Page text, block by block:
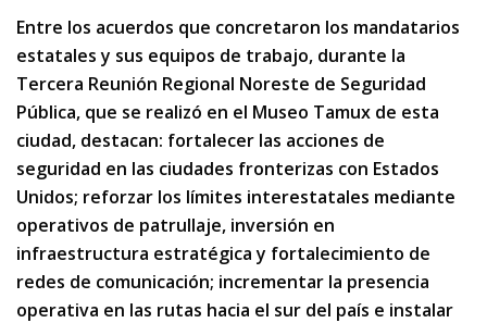
Entre los acuerdos que concretaron los mandatarios
estatales y sus equipos de trabajo, durante la
Tercera Reunión Regional Noreste de Seguridad
Pública, que se realizó en el Museo Tamux de esta
ciudad, destacan: fortalecer las acciones de
seguridad en las ciudades fronterizas con Estados
Unidos; reforzar los límites interestatales mediante
operativos de patrullaje, inversión en
infraestructura estratégica y fortalecimiento de
redes de comunicación; incrementar la presencia
operativa en las rutas hacia el sur del país e instalar